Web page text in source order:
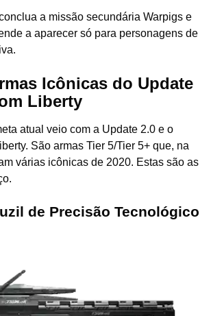
a missão secundária Warpigs e
a aparecer só para personagens de
Icônicas do Update
Liberty
atual veio com a Update 2.0 e o
São armas Tier 5/Tier 5+ que, na
várias icônicas de 2020. Estas são as
de Precisão Tecnológico